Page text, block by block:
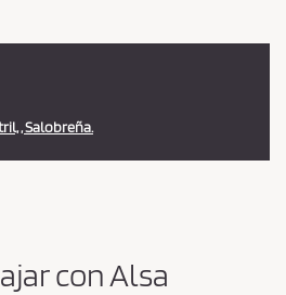
, Salobreña.
con Alsa